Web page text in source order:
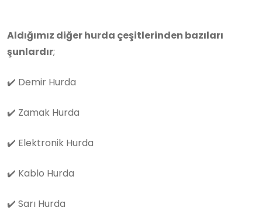
Aldığımız diğer hurda çeşitlerinden bazıları
şunlardır;
✔️ Demir Hurda
✔️ Zamak Hurda
✔️ Elektronik Hurda
✔️ Kablo Hurda
✔️ Sarı Hurda